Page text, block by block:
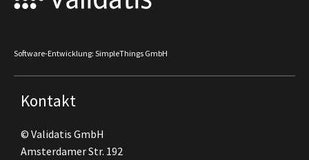
Software-Entwicklung: SimpleThings GmbH
Kontakt
© Validatis GmbH
Amsterdamer Str. 192